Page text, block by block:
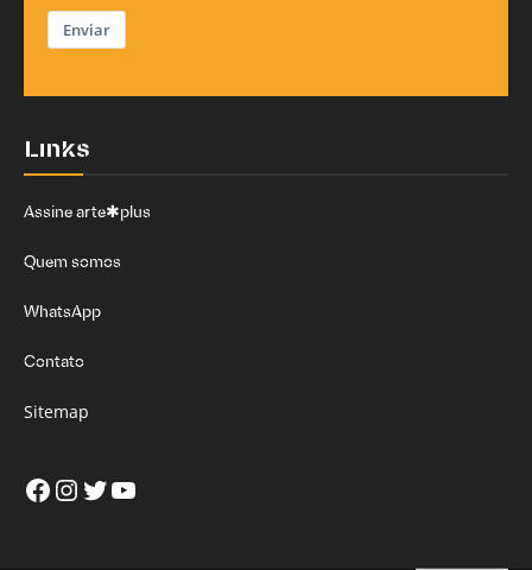
Enviar
Links
Assine arte✱plus
Quem somos
WhatsApp
Contato
Sitemap
Facebook
Instagram
Twitter
Youtube